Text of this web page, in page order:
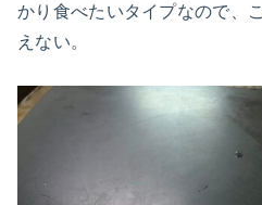
かり食べたいタイプなので、
えない。